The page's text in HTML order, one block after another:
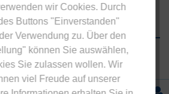
wir Cookies. Durch
Buttons "Einverstanden"
Verwendung zu. Über den
können Sie auswählen,
Sie zulassen wollen. Wir
viel Freude auf unserer